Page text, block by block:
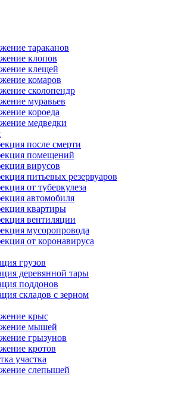
тараканов
клопов
клещей
комаров
сколопендр
муравьев
короеда
медведки
после смерти
помещений
вирусов
питьевых резервуаров
от туберкулеза
автомобиля
квартиры
вентиляции
мусоропровода
от коронавируса
грузов
деревянной тары
поддонов
складов с зерном
крыс
мышей
грызунов
кротов
участка
слепышей